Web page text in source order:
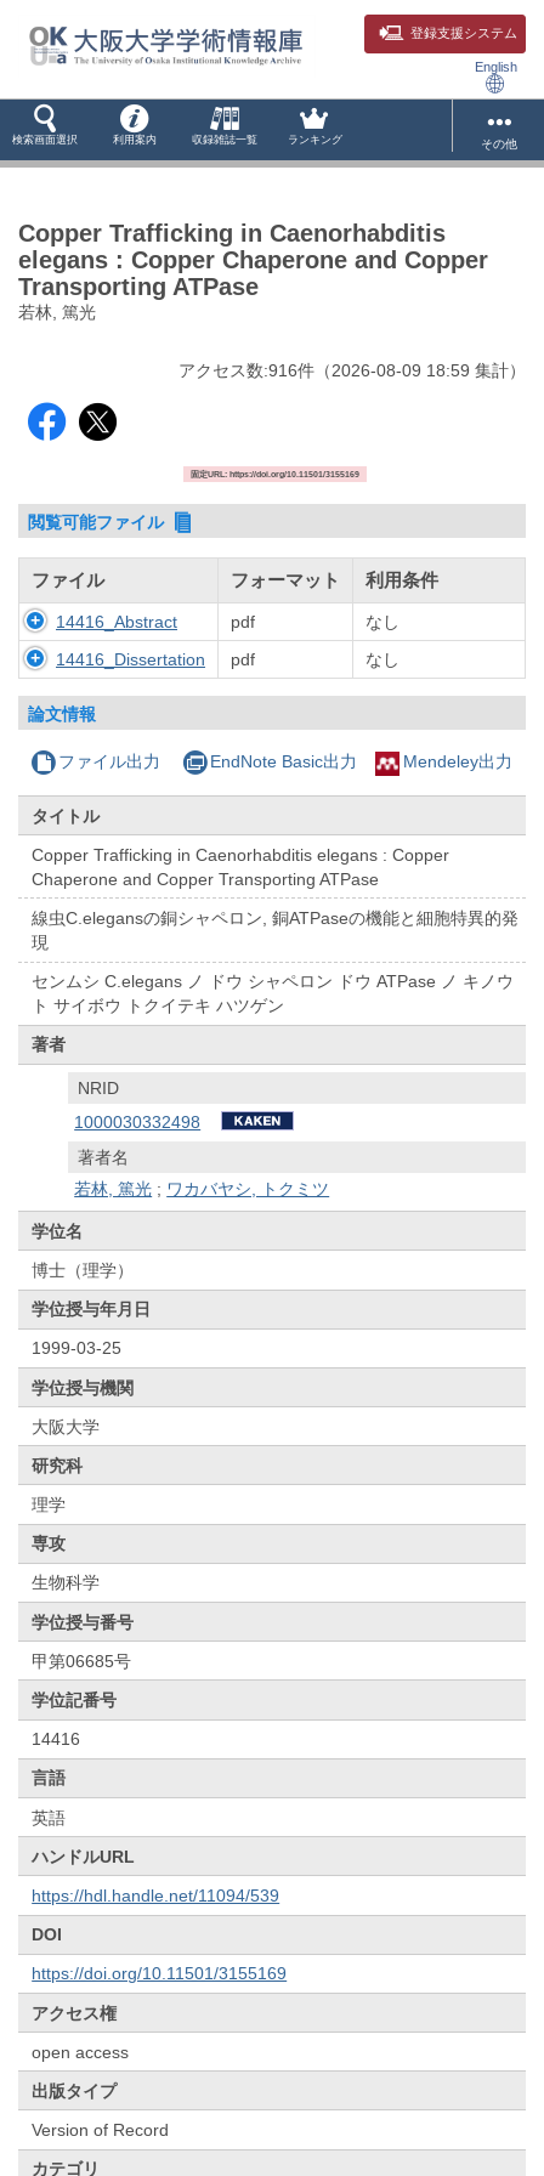
登録支援システム
English
検索画面選択 利用案内 収録雑誌一覧 ランキング その他
Copper Trafficking in Caenorhabditis
elegans : Copper Chaperone and Copper
Transporting ATPase
若林, 篤光
アクセス数:916件 （2026-08-09 18:59 集計）
固定URL: https://doi.org/10.11501/3155169
閲覧可能ファイル
ファイル フォーマット 利用条件
14416_Abstract pdf
なし
14416_Dissertation
pdf なし
論文情報
ファイル出力 EndNote Basic出力 Mendeley出力
タイトル
Copper Trafficking in Caenorhabditis elegans : Copper
Chaperone and Copper Transporting ATPase
線虫C.elegansの銅シャペロン, 銅ATPaseの機能と細胞特異的発
現
センムシ C.elegans ノ ドウ シャペロン ドウ ATPase ノ キノウ
ト サイボウ トクイテキ ハツゲン
著者
NRID
1000030332498
著者名
若林, 篤光 ; ワカバヤシ, トクミツ
学位名
博士（理学）
学位授与年月日
1999-03-25
学位授与機関
大阪大学
研究科
理学
専攻
生物科学
学位授与番号
甲第06685号
学位記番号
14416
言語
英語
ハンドルURL
https://hdl.handle.net/11094/539
DOI
https://doi.org/10.11501/3155169
アクセス権
open access
出版タイプ
Version of Record
カテゴリ